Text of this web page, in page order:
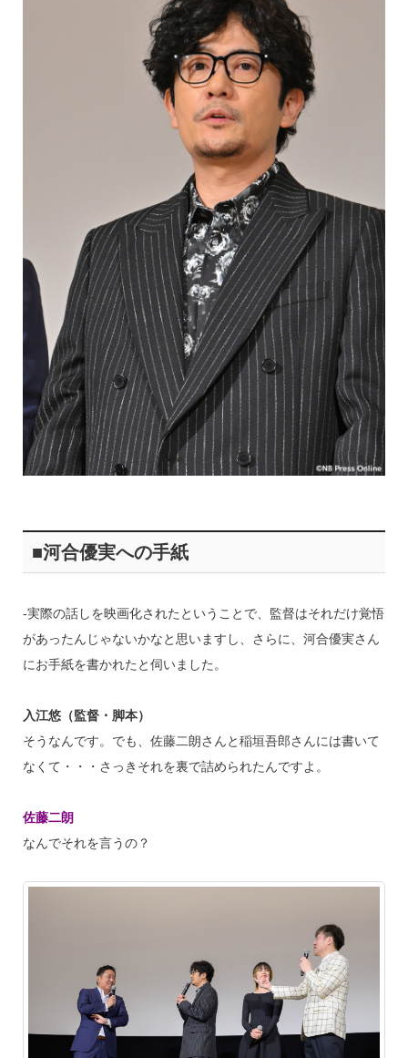
■河合優実への手紙
‐実際の話しを映画化されたということで、監督はそれだけ覚悟
があったんじゃないかなと思いますし、さらに、河合優実さん
にお手紙を書かれたと伺いました。
入江悠（監督・脚本）
そうなんです。でも、佐藤二朗さんと稲垣吾郎さんには書いて
なくて・・・さっきそれを裏で詰められたんですよ。
佐藤二朗
なんでそれを言うの？